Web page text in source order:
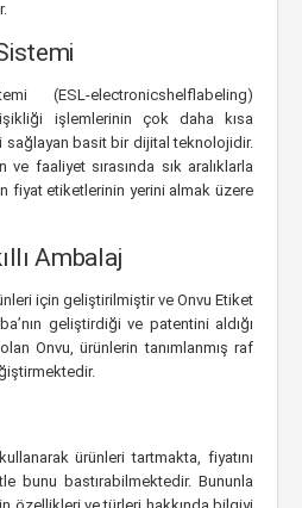
(ESL-electronicshelflabeling)
işlemlerinin çok daha kısa
sağlayan basit bir dijital teknolojidir.
faaliyet sırasında sık aralıklarla
fiyat etiketlerinin yerini almak üzere
Ambalaj
için geliştirilmiştir ve Onvu Etiket
geliştirdiği ve patentini aldığı
Onvu, ürünlerin tanımlanmış raf
ürünleri tartmakta, fiyatını
bunu bastırabilmektedir. Bununla